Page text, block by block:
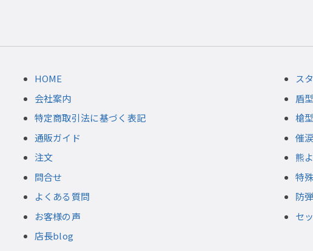
HOME
会社案内
特定商取引法に基づく表記
通販ガイド
注文
問合せ
よくある質問
お客様の声
店長blog
ス
盾
槍
催
熊
特
防
セ